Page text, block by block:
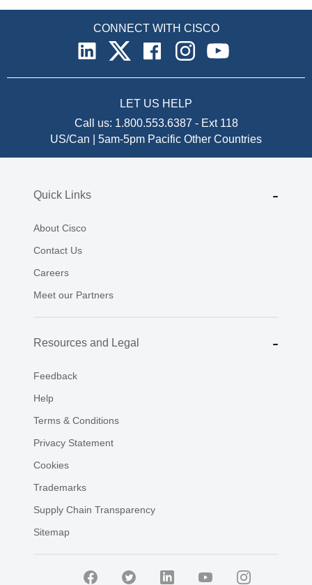
CONNECT WITH CISCO
LET US HELP
Call us: 1.800.553.6387 - Ext 118
US/Can | 5am-5pm Pacific Other Countries